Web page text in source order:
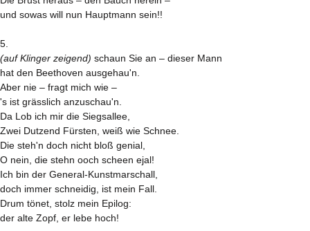
und sowas will nun Hauptmann sein!!
5.
(auf Klinger zeigend) schaun Sie an – dieser Mann
hat den Beethoven ausgehau'n.
Aber nie – fragt mich wie –
's ist grässlich anzuschau'n.
Da Lob ich mir die Siegsallee,
Zwei Dutzend Fürsten, weiß wie Schnee.
Die steh'n doch nicht bloß genial,
O nein, die stehn ooch scheen ejal!
Ich bin der General-Kunstmarschall,
doch immer schneidig, ist mein Fall.
Drum tönet, stolz mein Epilog:
der alte Zopf, er lebe hoch!